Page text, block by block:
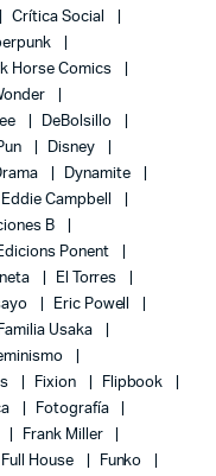
Crítica Social
Horse Comics
DeBolsillo
Disney
Dynamite
Eddie Campbell
B
Ponent
El Torres
Eric Powell
Familia Usaka
Fixion
Flipbook
Fotografía
Frank Miller
Full House
Funko